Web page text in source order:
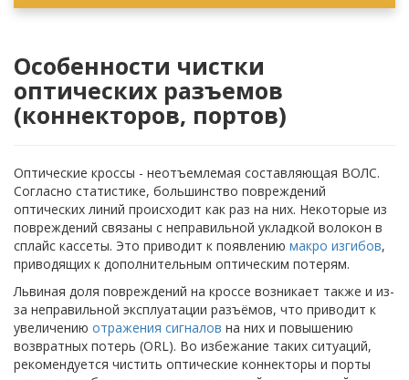
Особенности чистки
оптических разъемов
(коннекторов, портов)
Оптические кроссы - неотъемлемая составляющая ВОЛС.
Согласно статистике, большинство повреждений
оптических линий происходит как раз на них. Некоторые из
повреждений связаны с неправильной укладкой волокон в
сплайс кассеты. Это приводит к появлению макро изгибов,
приводящих к дополнительным оптическим потерям.
Львиная доля повреждений на кроссе возникает также и из-
за неправильной эксплуатации разъёмов, что приводит к
увеличению отражения сигналов на них и повышению
возвратных потерь (ORL). Во избежание таких ситуаций,
рекомендуется чистить оптические коннекторы и порты